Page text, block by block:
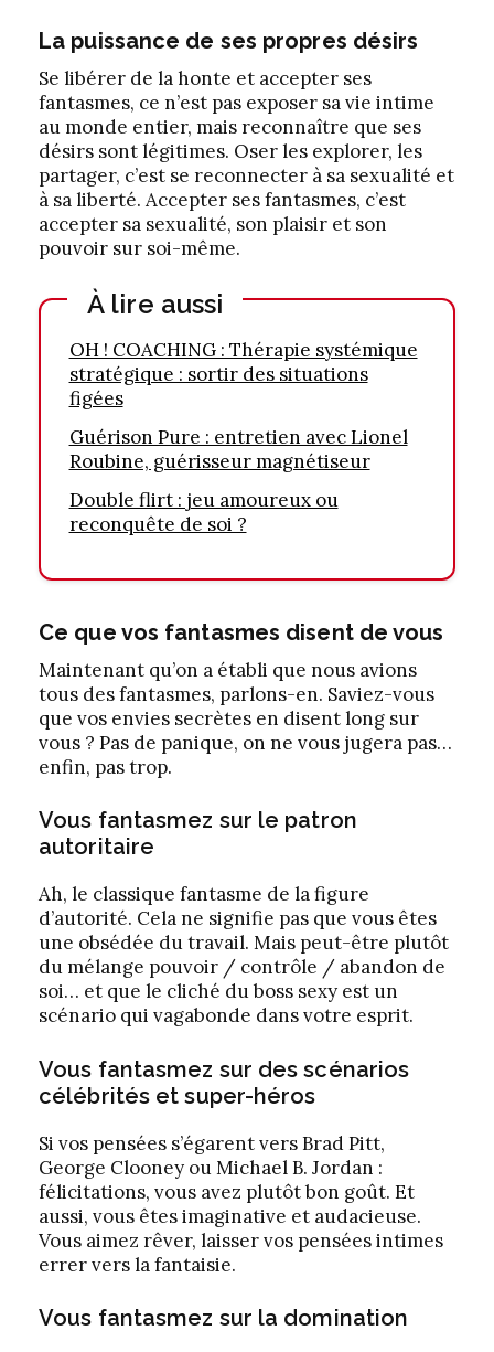
La puissance de ses propres désirs
Se libérer de la honte et accepter ses
fantasmes, ce n’est pas exposer sa vie intime
au monde entier, mais reconnaître que ses
désirs sont légitimes. Oser les explorer, les
partager, c’est se reconnecter à sa sexualité et
à sa liberté. Accepter ses fantasmes, c’est
accepter sa sexualité, son plaisir et son
pouvoir sur soi-même.
À lire aussi
OH ! COACHING : Thérapie systémique
stratégique : sortir des situations
figées
Guérison Pure : entretien avec Lionel
Roubine, guérisseur magnétiseur
Double flirt : jeu amoureux ou
reconquête de soi ?
Ce que vos fantasmes disent de vous
Maintenant qu’on a établi que nous avions
tous des fantasmes, parlons-en. Saviez-vous
que vos envies secrètes en disent long sur
vous ? Pas de panique, on ne vous jugera pas…
enfin, pas trop.
Vous fantasmez sur le patron
autoritaire
Ah, le classique fantasme de la figure
d’autorité. Cela ne signifie pas que vous êtes
une obsédée du travail. Mais peut-être plutôt
du mélange pouvoir / contrôle / abandon de
soi… et que le cliché du boss sexy est un
scénario qui vagabonde dans votre esprit.
Vous fantasmez sur des scénarios
célébrités et super-héros
Si vos pensées s’égarent vers Brad Pitt,
George Clooney ou Michael B. Jordan :
félicitations, vous avez plutôt bon goût. Et
aussi, vous êtes imaginative et audacieuse.
Vous aimez rêver, laisser vos pensées intimes
errer vers la fantaisie.
Vous fantasmez sur la domination